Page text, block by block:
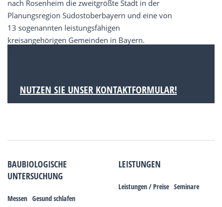
nach Rosenheim die zweitgrößte Stadt in der
Planungsregion Südostoberbayern und eine von
13 sogenannten leistungsfähigen
kreisangehörigen Gemeinden in Bayern.
NUTZEN SIE UNSER KONTAKTFORMULAR!
BAUBIOLOGISCHE
UNTERSUCHUNG
Messen Gesund schlafen
LEISTUNGEN
Leistungen / Preise Seminare